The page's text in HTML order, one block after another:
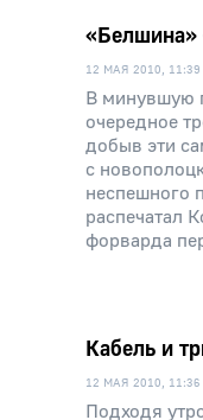
12 МАЯ 2010, 11:39
В минувшую
очередное
добыв эти
с
неспешного
распечатал
форварда
Кабель и
12 МАЯ 2010, 11:36
Подходя